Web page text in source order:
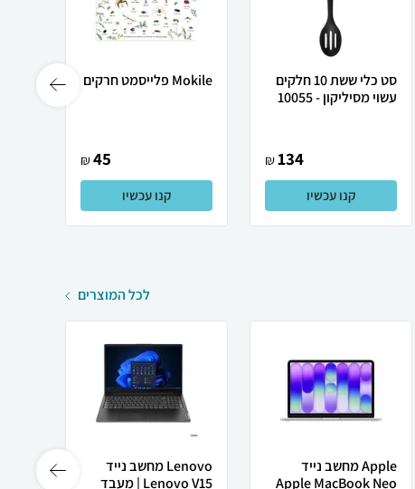
סט כלי ששת 10 חלקים
עשוי מסיליקון - 10055
134
₪
קנו עכשיו
Mokile פלייסמט חרקים
45
₪
קנו עכשיו
לכל המוצרים
Apple מחשב נייד
Apple MacBook Neo
Lenovo מחשב נייד
Lenovo V15 | מעבד